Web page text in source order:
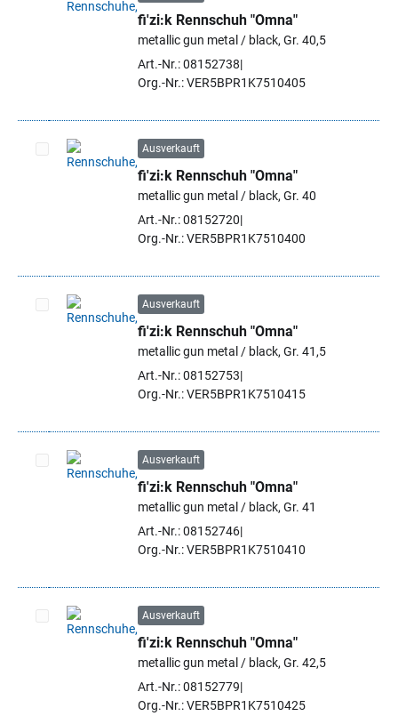
Artikel auswählen
fi'zi:k Rennschuh "Omna"
metallic gun metal / black, Gr. 40,5
Art.-Nr.: 08152738
Org.-Nr.: VER5BPR1K7510405
Artikel auswählen
Ausverkauft
fi'zi:k Rennschuh "Omna"
metallic gun metal / black, Gr. 40
Art.-Nr.: 08152720
Org.-Nr.: VER5BPR1K7510400
Artikel auswählen
Ausverkauft
fi'zi:k Rennschuh "Omna"
metallic gun metal / black, Gr. 41,5
Art.-Nr.: 08152753
Org.-Nr.: VER5BPR1K7510415
Artikel auswählen
Ausverkauft
fi'zi:k Rennschuh "Omna"
metallic gun metal / black, Gr. 41
Art.-Nr.: 08152746
Org.-Nr.: VER5BPR1K7510410
Artikel auswählen
Ausverkauft
fi'zi:k Rennschuh "Omna"
metallic gun metal / black, Gr. 42,5
Art.-Nr.: 08152779
Org.-Nr.: VER5BPR1K7510425